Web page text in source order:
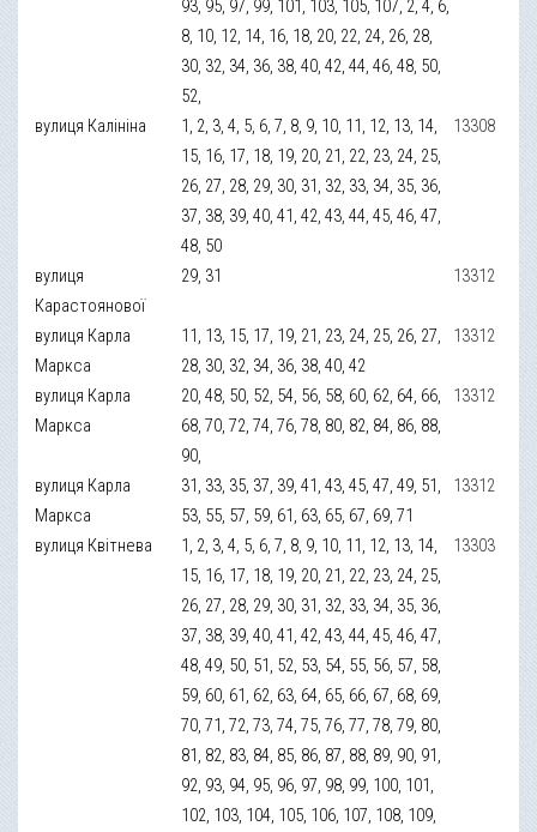
93, 95, 97, 99, 101, 103, 105, 107, 2, 4, 6,
8, 10, 12, 14, 16, 18, 20, 22, 24, 26, 28,
30, 32, 34, 36, 38, 40, 42, 44, 46, 48, 50,
52,
вулиця Калініна
1, 2, 3, 4, 5, 6, 7, 8, 9, 10, 11, 12, 13, 14,
15, 16, 17, 18, 19, 20, 21, 22, 23, 24, 25,
26, 27, 28, 29, 30, 31, 32, 33, 34, 35, 36,
37, 38, 39, 40, 41, 42, 43, 44, 45, 46, 47,
48, 50
13308
вулиця
Карастоянової
29, 31 13312
вулиця Карла
Маркса
11, 13, 15, 17, 19, 21, 23, 24, 25, 26, 27,
28, 30, 32, 34, 36, 38, 40, 42
13312
вулиця Карла
Маркса
20, 48, 50, 52, 54, 56, 58, 60, 62, 64, 66,
68, 70, 72, 74, 76, 78, 80, 82, 84, 86, 88,
90,
13312
вулиця Карла
Маркса
31, 33, 35, 37, 39, 41, 43, 45, 47, 49, 51,
53, 55, 57, 59, 61, 63, 65, 67, 69, 71
13312
вулиця Квітнева
1, 2, 3, 4, 5, 6, 7, 8, 9, 10, 11, 12, 13, 14,
15, 16, 17, 18, 19, 20, 21, 22, 23, 24, 25,
26, 27, 28, 29, 30, 31, 32, 33, 34, 35, 36,
37, 38, 39, 40, 41, 42, 43, 44, 45, 46, 47,
48, 49, 50, 51, 52, 53, 54, 55, 56, 57, 58,
59, 60, 61, 62, 63, 64, 65, 66, 67, 68, 69,
70, 71, 72, 73, 74, 75, 76, 77, 78, 79, 80,
81, 82, 83, 84, 85, 86, 87, 88, 89, 90, 91,
92, 93, 94, 95, 96, 97, 98, 99, 100, 101,
102, 103, 104, 105, 106, 107, 108, 109,
13303